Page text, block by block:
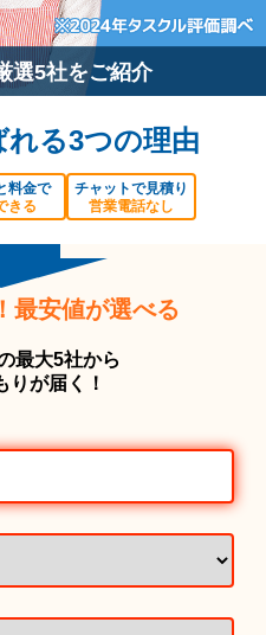
選5社をご紹介
る3つの理由
料金で
きる
チャットで見積り
営業電話なし
最安値が選べる
最大5社から
りが届く！